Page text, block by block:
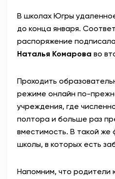
ЭТО У НАС
В школах Югры
до конца января.
распоряжение
Наталья Комарова во
Проходить
режиме онлайн по-
учреждения, где
полтора и больше раз
вместимость. В такой
школы, в которых есть
Напомним, что родители